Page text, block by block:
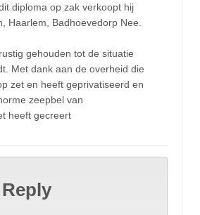
diploma op zak verkoopt hij
Haarlem, Badhoevedorp Nee.
gehouden tot de situatie
Met dank aan de overheid die
zet en heeft geprivatiseerd en
zeepbel van
heeft gecreert